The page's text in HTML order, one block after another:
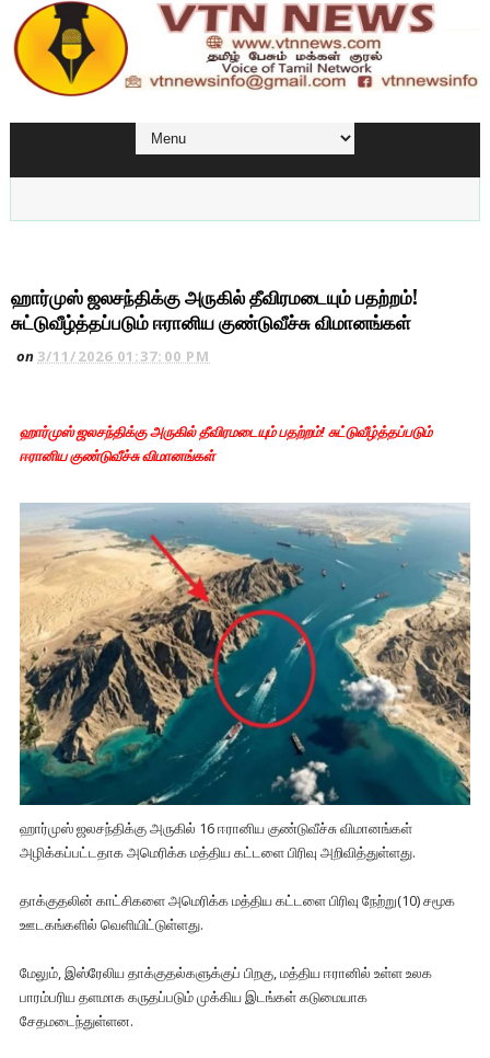
ஹார்முஸ் ஜலசந்திக்கு அருகில் தீவிரமடையும் பதற்றம்!
சுட்டுவீழ்த்தப்படும் ஈரானிய குண்டுவீச்சு விமானங்கள்
on3/11/2026 01:37:00 PM
ஹார்முஸ் ஜலசந்திக்கு அருகில் தீவிரமடையும் பதற்றம்! சுட்டுவீழ்த்தப்படும்
ஈரானிய குண்டுவீச்சு விமானங்கள்
ஹார்முஸ் ஜலசந்திக்கு அருகில் 16 ஈரானிய குண்டுவீச்சு விமானங்கள்
அழிக்கப்பட்டதாக அமெரிக்க மத்திய கட்டளை பிரிவு அறிவித்துள்ளது.
தாக்குதலின் காட்சிகளை அமெரிக்க மத்திய கட்டளை பிரிவு நேற்று(10) சமூக
ஊடகங்களில் வெளியிட்டுள்ளது.
மேலும், இஸ்ரேலிய தாக்குதல்களுக்குப் பிறகு, மத்திய ஈரானில் உள்ள உலக
பாரம்பரிய தளமாக கருதப்படும் முக்கிய இடங்கள் கடுமையாக
சேதமடைந்துள்ளன.